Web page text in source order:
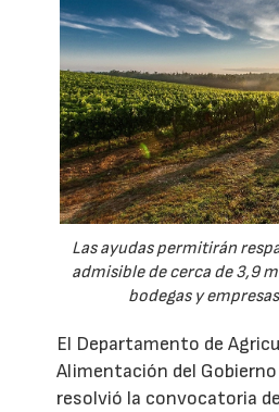
Las ayudas permitirán
admisible de cerca de 3,9
bodegas y
El Departamento de
Alimentación del
resolvió la convocatoria